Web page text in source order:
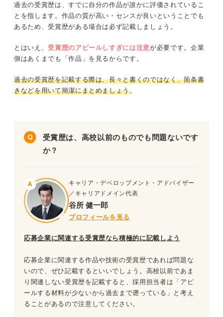
過去の受賞歴は、すでに自分の作品が誰かに評価されているこ
とを指します。作品の質が高い・センスが良いということでも
あるため、受賞歴がある場合は必ず記載しましょう。
とはいえ、受賞歴のアピールしすぎには注意が必要です。企業
側はあくまでも「作品」を見るからです。
過去の受賞歴を記載する際は、長々と書くのではなく、箇条書
きなどを用いて簡潔にまとめましょう。
受賞歴は、高校以前のものでも問題ないです
か？
キャリア・デベロップメント・アドバイザー
／キャリアドメイン代表
谷所 健一郎
プロフィールを見る
応募企業に関連する受賞歴なら積極的に記載しよう
応募企業に関連する作品や技術の受賞歴であれば問題な
いので、ぜひ記載するといいでしょう。高校以前であま
り関連しない受賞歴を記載すると、採用担当者は「アピ
ールする材料が少ないから過去まで遡っている」と考え
ることがあるので注意してください。